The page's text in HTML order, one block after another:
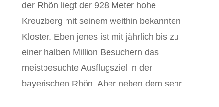
der Rhön liegt der 928 Meter hohe
Kreuzberg mit seinem weithin bekannten
Kloster. Eben jenes ist mit jährlich bis zu
einer halben Million Besuchern das
meistbesuchte Ausflugsziel in der
bayerischen Rhön. Aber neben dem sehr...